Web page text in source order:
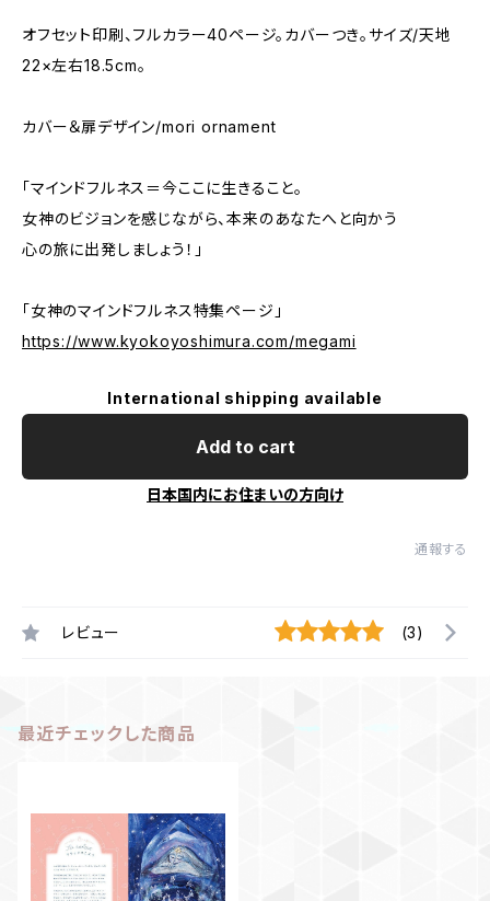
オフセット印刷、フルカラー40ページ。カバーつき。サイズ/天地
22×左右18.5cm。
カバー＆扉デザイン/mori ornament
「マインドフルネス＝今ここに生きること。
女神のビジョンを感じながら、本来のあなたへと向かう
心の旅に出発しましょう！」
「女神のマインドフルネス特集ページ」
https://www.kyokoyoshimura.com/megami
International shipping available
Add to cart
日本国内にお住まいの方向け
通報する
レビュー (3)
最近チェックした商品